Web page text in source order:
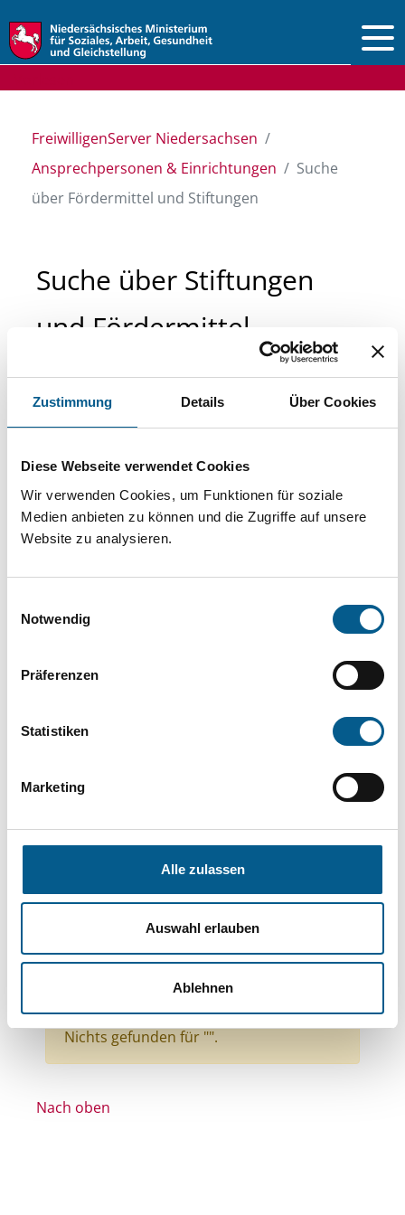
Zustimmung Details Über Cookies
Diese Webseite verwendet Cookies
Wir verwenden Cookies, um Funktionen für soziale
Medien anbieten zu können und die Zugriffe auf unsere
Website zu analysieren.
Notwendig
Präferenzen
Statistiken
Marketing
Alle zulassen
Auswahl erlauben
Ablehnen
FreiwilligenServer Niedersachsen
Ansprechpersonen & Einrichtungen
Suche
über Fördermittel und Stiftungen
Suche über Stiftungen
und Fördermittel
Sie suchen finanzielle Unterstützung für ein
Projekt oder ein Vorhaben? Hier können Sie
Stiftungsdatenbank recherchieren. Bei der
Suche bitte die Groß- und Kleinschreibung
beachten.
können durch die Wahl von Bereichen oder
Suchen
Themen: Hilfsbedürftige Menschen
Themen: Wissenschaft und Forschung
Themen: Kirchliche Zwecke
Themen: Integration
Themen: Politische Bildung & Demokratie
Alle Filter entfernen
Nichts gefunden für "".
Nach oben